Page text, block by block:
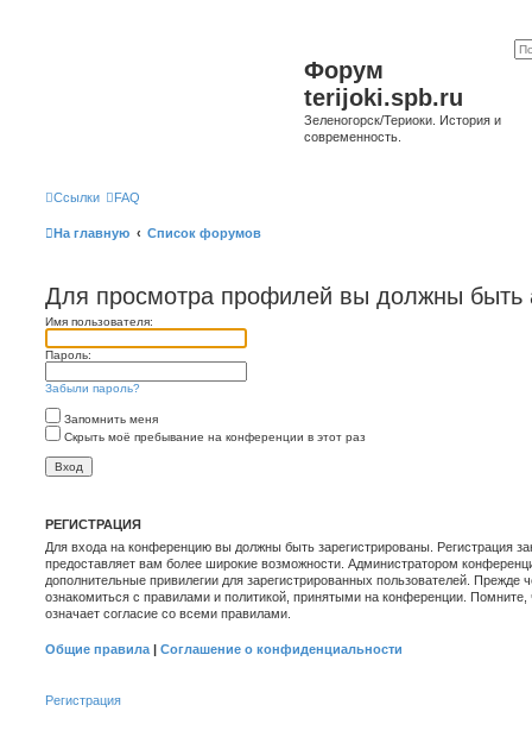
Форум
terijoki.spb.ru
Зеленогорск/Териоки. История и
современность.
Ссылки FAQ
На главную Список форумов
Для просмотра профилей вы должны быть
Имя пользователя:
Пароль:
Забыли пароль?
Запомнить меня
Скрыть моё пребывание на конференции в этот раз
РЕГИСТРАЦИЯ
Для входа на конференцию вы должны быть зарегистрированы. Регистрация
предоставляет вам более широкие возможности. Администратором
дополнительные привилегии для зарегистрированных пользователей. Прежде
ознакомиться с правилами и политикой, принятыми на конференции.
означает согласие со всеми правилами.
Общие правила | Соглашение о конфиденциальности
Регистрация